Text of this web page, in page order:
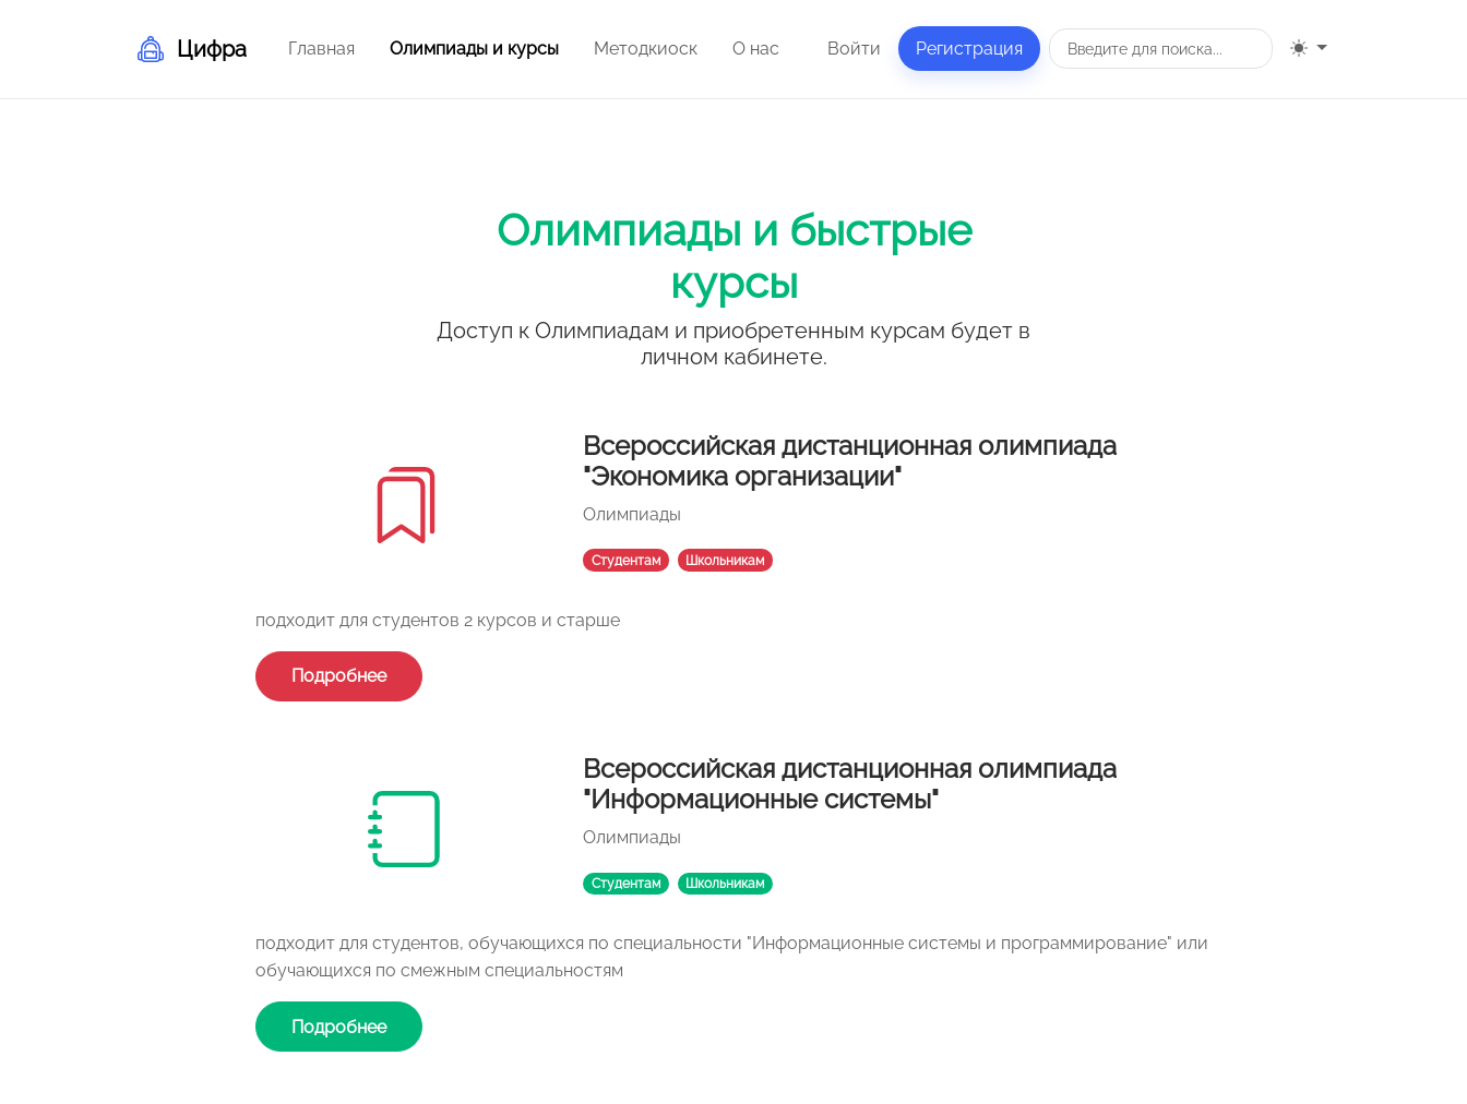
Цифра Главная Олимпиады и курсы Методкиоск О нас Войти Регистрация
Олимпиады и быстрые
курсы
Доступ к Олимпиадам и приобретенным курсам будет в
личном кабинете.
Всероссийская дистанционная олимпиада
"Экономика организации"
Олимпиады
Студентам Школьникам
подходит для студентов 2 курсов и старше
Подробнее
Всероссийская дистанционная олимпиада
"Информационные системы"
Олимпиады
Студентам Школьникам
подходит для студентов, обучающихся по специальности "Информационные системы и программирование" или
обучающихся по смежным специальностям
Подробнее